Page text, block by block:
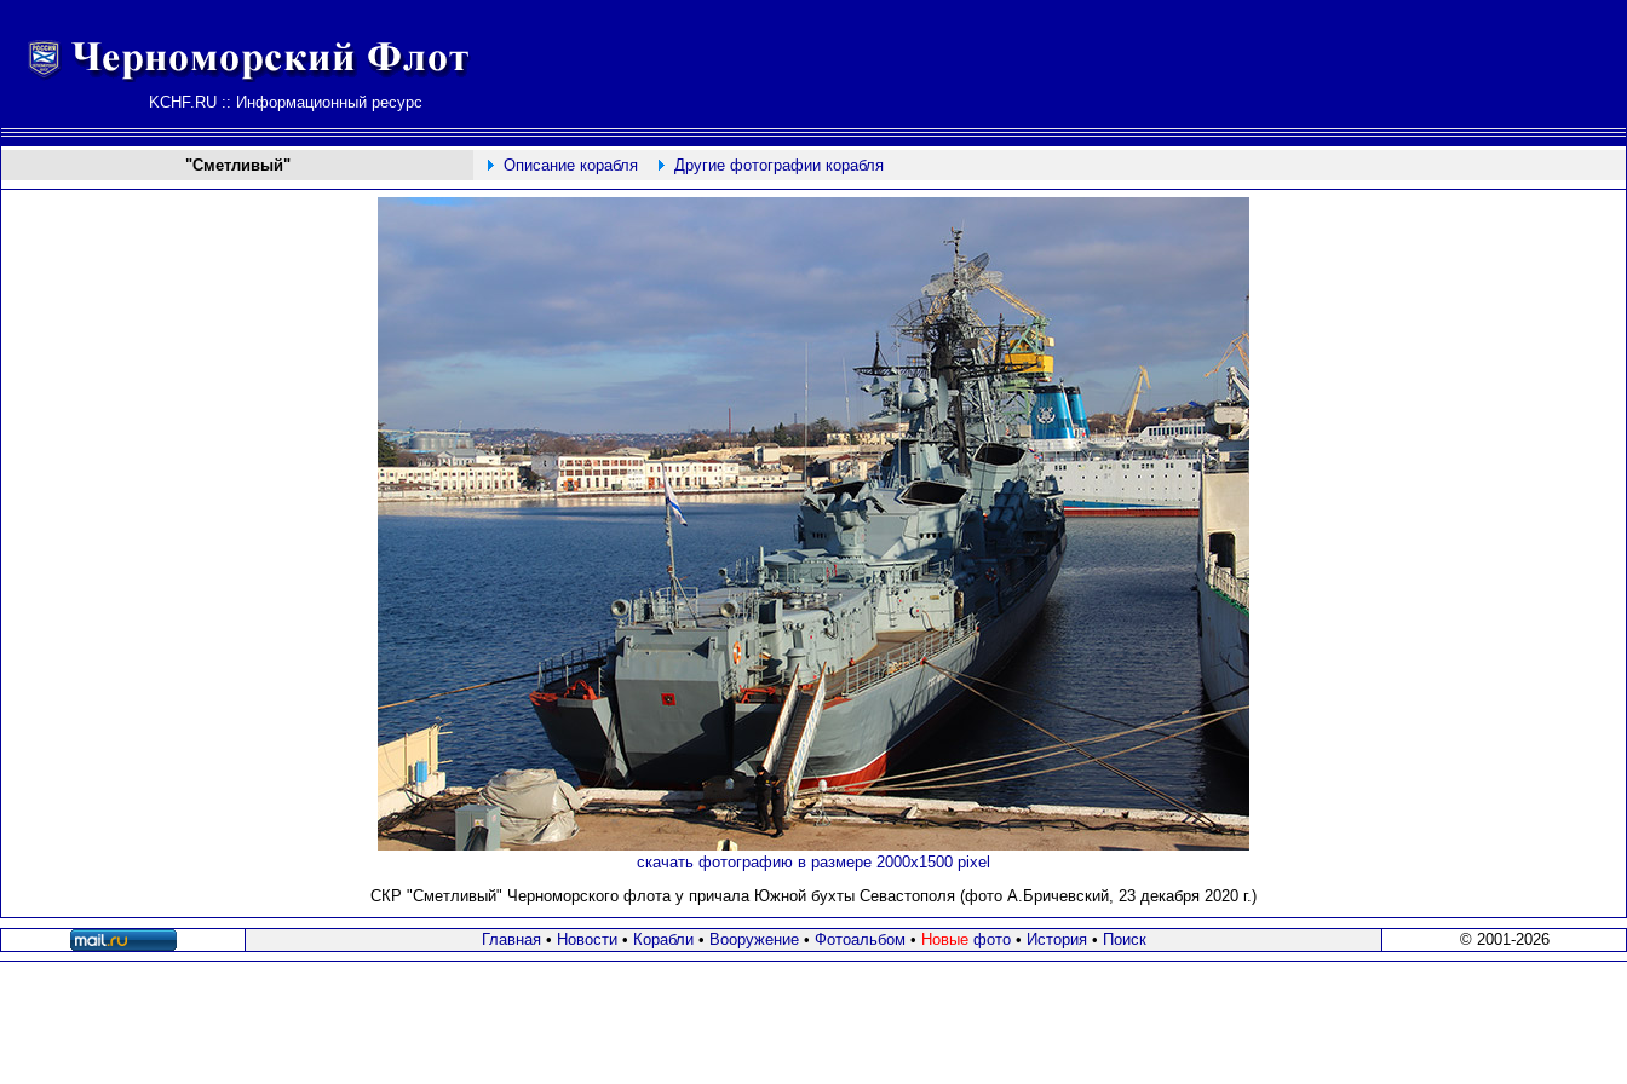
KCHF.RU :: Информационный ресурс
"Сметливый" Описание корабля Другие фотографии корабля
скачать фотографию в размере 2000х1500 pixel
СКР "Сметливый" Черноморского флота у причала Южной бухты Севастополя (фото А.Бричевский, 23 декабря 2020 г.)
Главная• Новости• Корабли• Вооружение • Фотоальбом • Новыефото • История• Поиск © 2001-2026